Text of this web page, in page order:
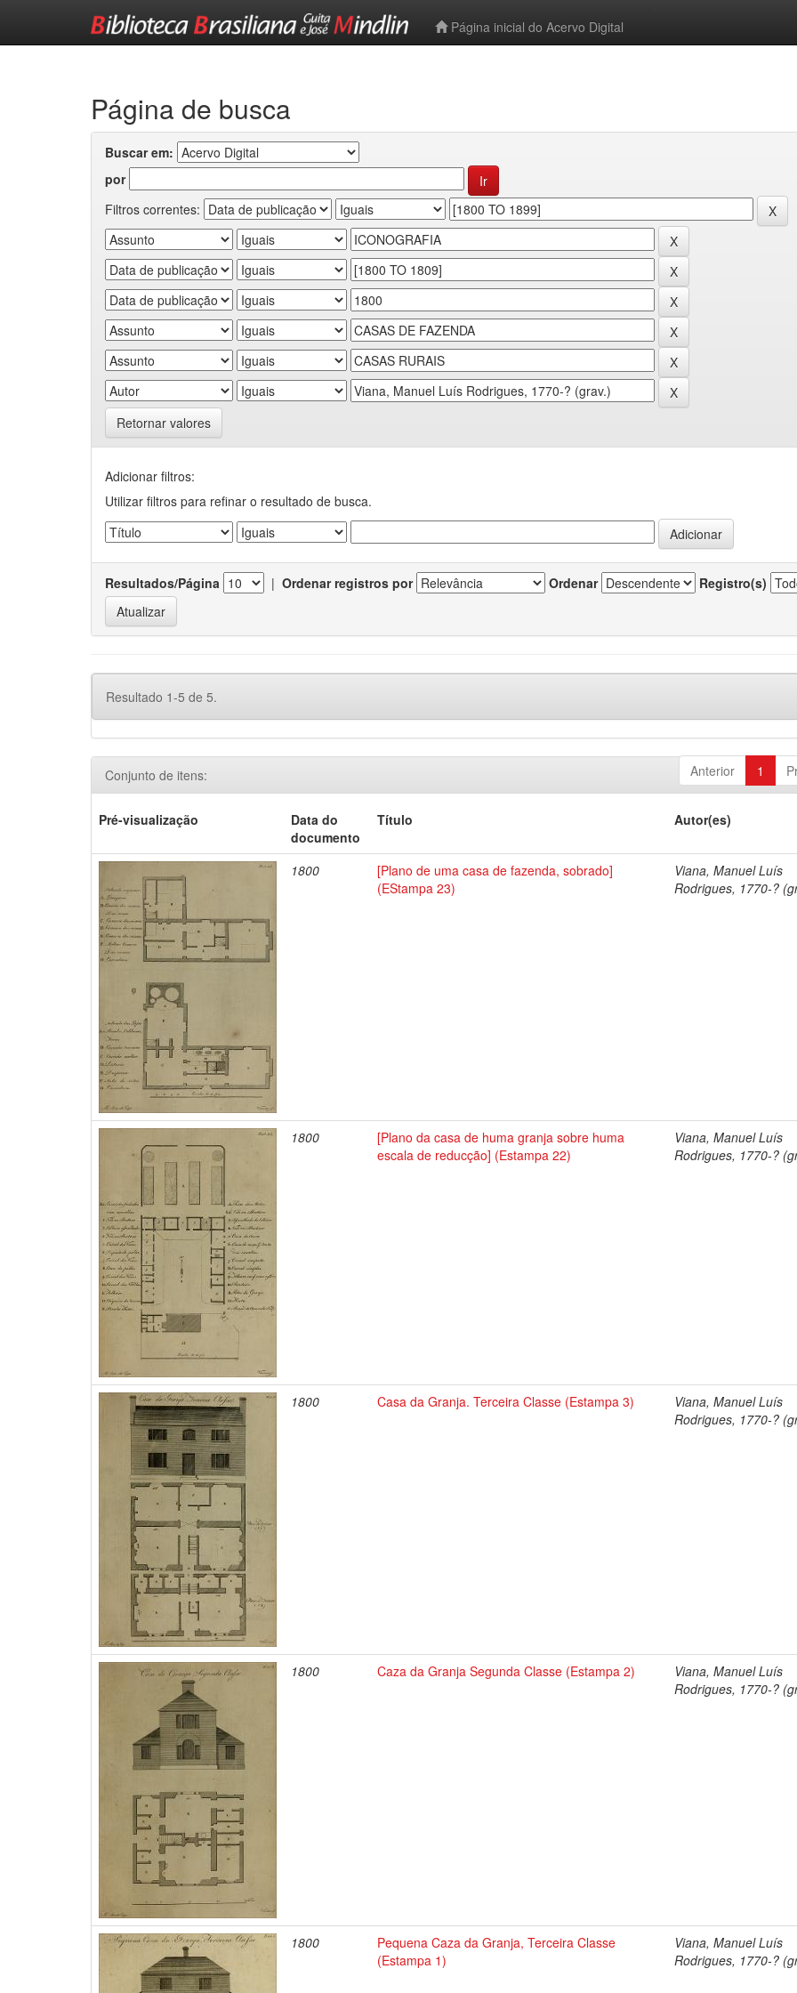
Página inicial do Acervo Digital
Página de busca
Buscar em:
por
Filtros correntes:
Retornar valores
Adicionar filtros:
Utilizar filtros para refinar o resultado de busca.
Resultados/Página | Ordenar registros por Ordenar Registro(s)
Resultado 1-5 de 5.
Anterior 1
Conjunto de itens:
Pré-visualização
Data do
documento
Título Autor(es)
1800
[Plano de uma casa de fazenda, sobrado]
(EStampa 23)
Viana, Manuel Luís
Rodrigues, 1770-?
1800
[Plano da casa de huma granja sobre huma
escala de reducção] (Estampa 22)
Viana, Manuel Luís
Rodrigues, 1770-?
1800 Casa da Granja. Terceira Classe (Estampa 3)
Viana, Manuel Luís
Rodrigues, 1770-?
1800 Caza da Granja Segunda Classe (Estampa 2)
Viana, Manuel Luís
Rodrigues, 1770-?
1800
Pequena Caza da Granja, Terceira Classe
(Estampa 1)
Viana, Manuel Luís
Rodrigues, 1770-?